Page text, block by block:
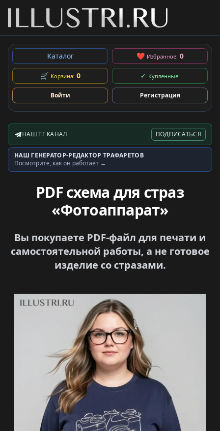
Каталог ❤ Избранное: 0
🛒 Корзина: 0 ✓ Купленные:
Войти Регистрация
Telegram-канал
НАШ ТГ КАНАЛ ПОДПИСАТЬСЯ
Генератор трафаретов
НАШ ГЕНЕРАТОР-РЕДАКТОР ТРАФАРЕТОВ
Посмотрите, как он работает →
PDF схема для страз
«Фотоаппарат»
Вы покупаете PDF-файл для печати и
самостоятельной работы, а не готовое
изделие со стразами.